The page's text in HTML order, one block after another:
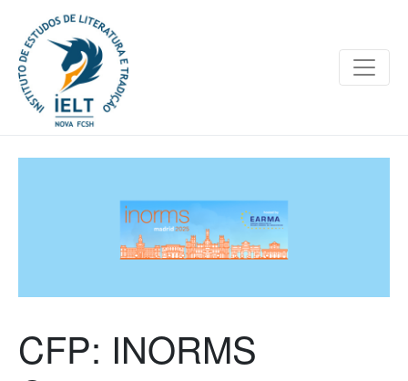
CFP: INORMS